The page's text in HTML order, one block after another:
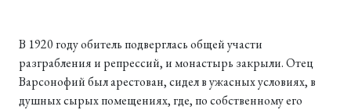
В 1920 году обитель подверглась общей участи
разграбления и репрессий, и монастырь закрыли. Отец
Варсонофий был арестован, сидел в ужасных условиях, в
душных сырых помещениях, где, по собст­венному его